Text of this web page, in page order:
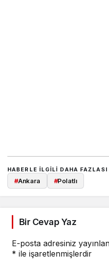
HABERLE ILGILI DAHA FAZLASI
#Ankara #Polatlı
Bir Cevap Yaz
E-posta adresiniz
* ile işaretlenmişlerdir